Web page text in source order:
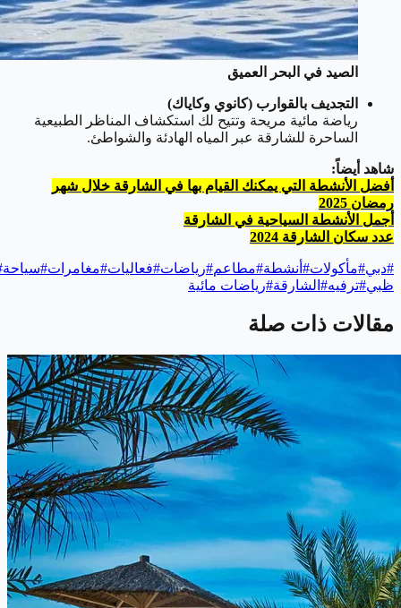
الصيد في البحر العميق
التجديف بالقوارب (كانوي وكاياك)
رياضة مائية مريحة وتتيح لك استكشاف المناظر الطبيعية
الساحرة للشارقة عبر المياه الهادئة والشواطئ.
شاهد أيضاً:
أفضل الأنشطة التي يمكنك القيام بها في الشارقة خلال شهر
رمضان 2025
أجمل الأنشطة السياحية في الشارقة
عدد سكان الشارقة 2024
#دبي#مأكولات# أنشطة#مطاعم#رياضات#فعاليات#مغامرات#سياحة
ظبي#ترفيه# الشارقة#رياضات مائية
مقالات ذات صلة